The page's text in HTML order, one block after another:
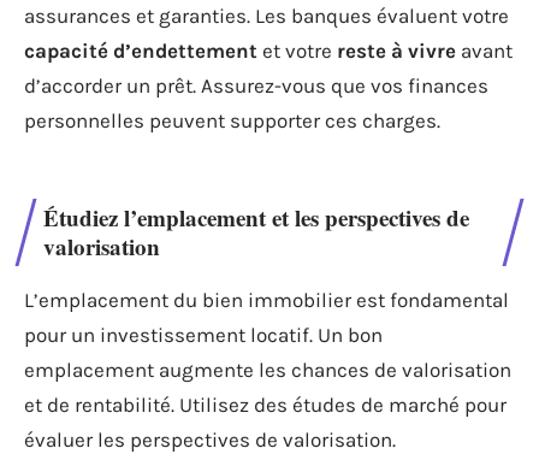
assurances et garanties. Les banques évaluent votre
capacité d’endettement et votre reste à vivre avant
d’accorder un prêt. Assurez-vous que vos finances
personnelles peuvent supporter ces charges.
Étudiez l’emplacement et les perspectives de
valorisation
L’emplacement du bien immobilier est fondamental
pour un investissement locatif. Un bon
emplacement augmente les chances de valorisation
et de rentabilité. Utilisez des études de marché pour
évaluer les perspectives de valorisation.